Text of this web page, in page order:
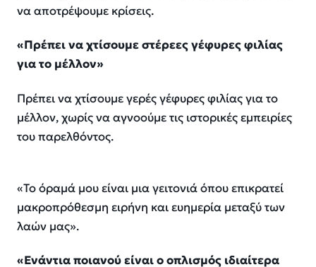
να αποτρέψουμε κρίσεις.
«Πρέπει να χτίσουμε στέρεες γέφυρες φιλίας
για το μέλλον»
Πρέπει να χτίσουμε γερές γέφυρες φιλίας για το
μέλλον, χωρίς να αγνοούμε τις ιστορικές εμπειρίες
του παρελθόντος.
«Το όραμά μου είναι μια γειτονιά όπου επικρατεί
μακροπρόθεσμη ειρήνη και ευημερία μεταξύ των
λαών μας».
«Ενάντια ποιανού είναι ο οπλισμός ιδιαίτερα